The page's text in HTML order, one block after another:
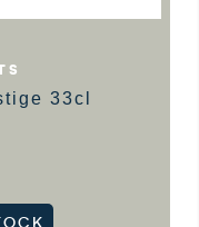
33cl